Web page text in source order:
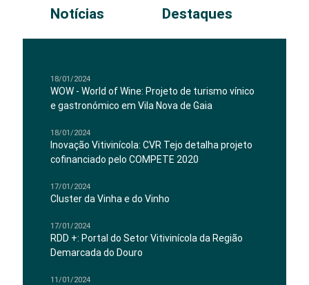
Notícias Destaques
18/01/2024
WOW - World of Wine: Projeto de turismo vínico
e gastronómico em Vila Nova de Gaia
18/01/2024
Inovação Vitivinícola: CVR Tejo detalha projeto
cofinanciado pelo COMPETE 2020
17/01/2024
Cluster da Vinha e do Vinho
17/01/2024
RDD +: Portal do Setor Vitivinícola da Região
Demarcada do Douro
11/01/2024